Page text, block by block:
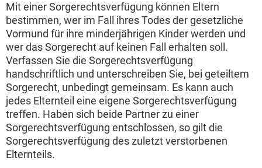
Mit einer Sorgerechtsverfügung können Eltern
bestimmen, wer im Fall ihres Todes der gesetzliche
Vormund für ihre minderjährigen Kinder werden und
wer das Sorgerecht auf keinen Fall erhalten soll.
Verfassen Sie die Sorgerechtsverfügung
handschriftlich und unterschreiben Sie, bei geteiltem
Sorgerecht, unbedingt gemeinsam. Es kann auch
jedes Elternteil eine eigene Sorgerechtsverfügung
treffen. Haben sich beide Partner zu einer
Sorgerechtsverfügung entschlossen, so gilt die
Sorgerechtsverfügung des zuletzt verstorbenen
Elternteils.